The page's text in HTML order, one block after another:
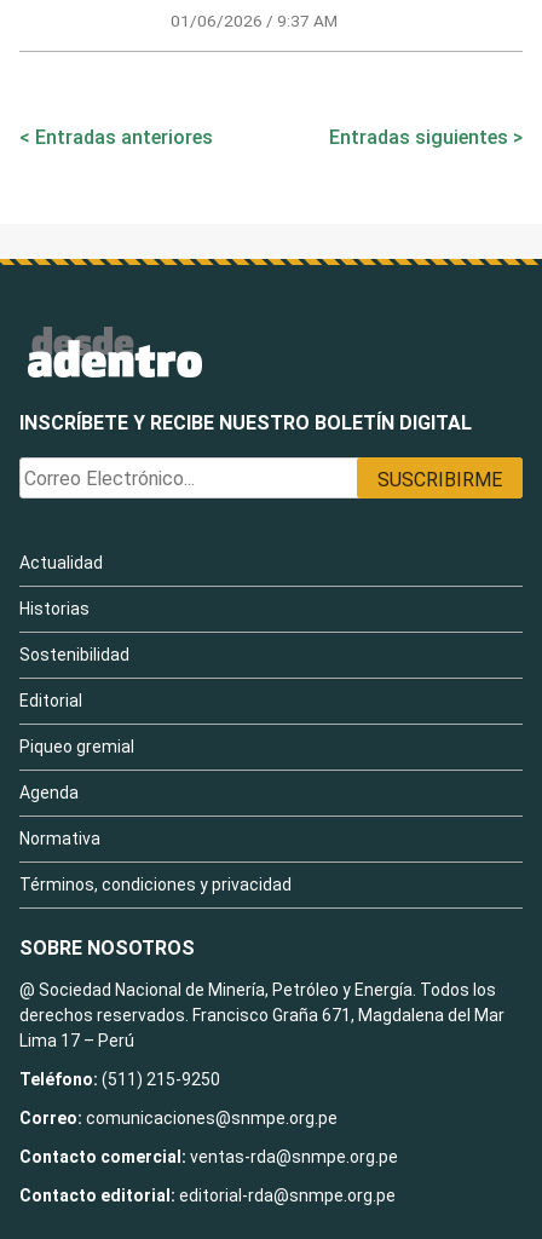
01/06/2026 / 9:37 AM
Navegación
Entradas anteriores Entradas siguientes
INSCRÍBETE Y RECIBE NUESTRO BOLETÍN DIGITAL
Actualidad
Historias
Sostenibilidad
Editorial
Piqueo gremial
Agenda
Normativa
Términos, condiciones y privacidad
SOBRE NOSOTROS
@ Sociedad Nacional de Minería, Petróleo y Energía. Todos los
derechos reservados. Francisco Graña 671, Magdalena del Mar
Lima 17 – Perú
Teléfono: (511) 215-9250
Correo: comunicaciones@snmpe.org.pe
Contacto comercial: ventas-rda@snmpe.org.pe
Contacto editorial: editorial-rda@snmpe.org.pe